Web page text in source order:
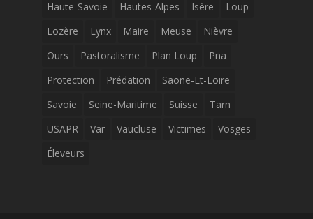
Haute-Savoie
Hautes-Alpes Isère
Loup
Lozère
Lynx Maire Meuse
Nièvre
Ours
Pastoralisme Plan Loup
Pna
Protection
Prédation
Saone-Et-Loire
Savoie
Seine-Maritime Suisse
Tarn
USAPR
Var Vaucluse Victimes
Vosges
Éleveurs